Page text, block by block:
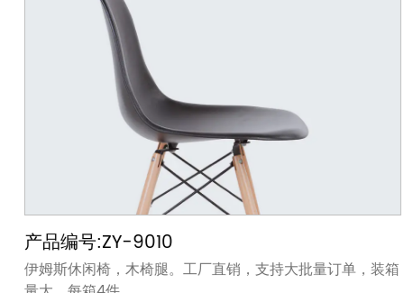
产品编号:ZY-9010
伊姆斯休闲椅，木椅腿。工厂直销，支持大批量订单，装箱